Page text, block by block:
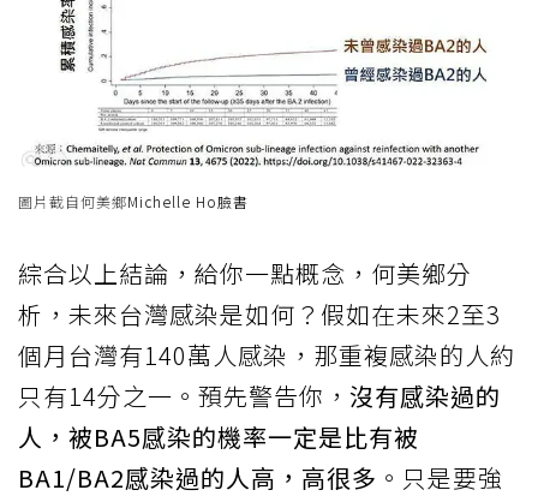
圖片截自何美鄉Michelle Ho臉書
綜合以上結論，給你一點概念，何美鄉分
析，未來台灣感染是如何？假如在未來2至3
個月台灣有140萬人感染，那重複感染的人約
只有14分之一。預先警告你， 沒有感染過的
人，被BA5感染的機率一定是比有被
BA1/BA2感染過的人高，高很多 。只是要強